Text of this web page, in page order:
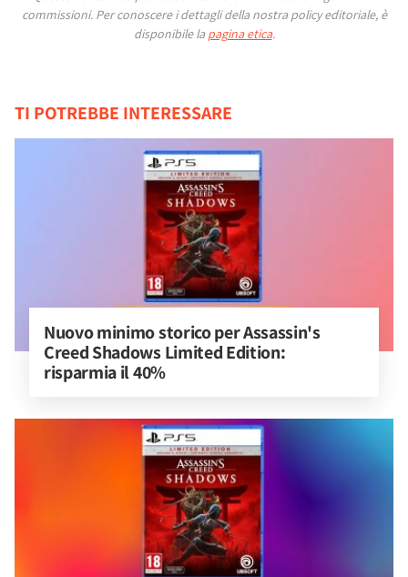
commissioni. Per conoscere i dettagli della nostra policy editoriale, è
disponibile la pagina etica.
TI POTREBBE INTERESSARE
Nuovo minimo storico per Assassin's
Creed Shadows Limited Edition:
risparmia il 40%